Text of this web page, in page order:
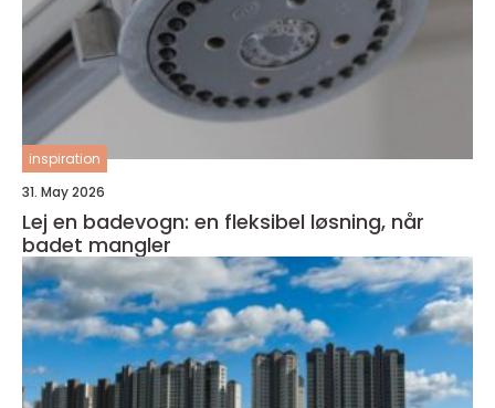
inspiration
31. May 2026
Lej en badevogn: en fleksibel løsning, når
badet mangler